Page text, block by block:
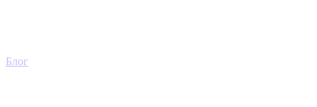
Блог